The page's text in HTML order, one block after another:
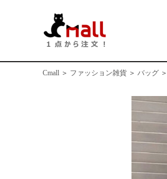
Cmall ＞ ファッション雑貨 ＞ バッグ ＞